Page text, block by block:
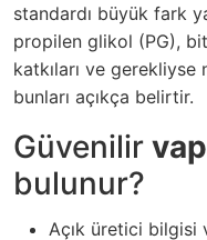
standardı büyük fark
propilen glikol (PG),
katkıları ve
bunları açıkça belirtir.
Güvenilir
bulunur?
Açık üretici bilgisi